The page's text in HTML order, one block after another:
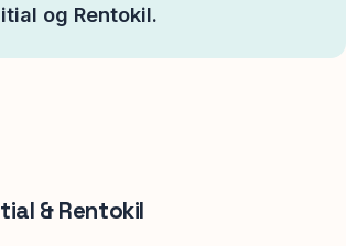
og Rentokil.
& Rentokil